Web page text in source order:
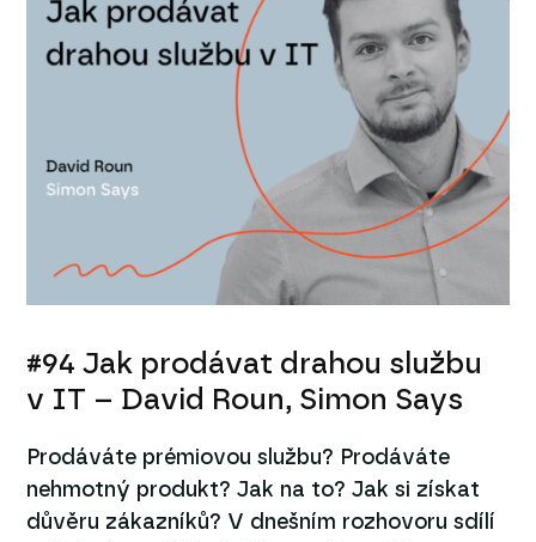
#94 Jak prodávat drahou službu
v IT – David Roun, Simon Says
Prodáváte prémiovou službu? Prodáváte
nehmotný produkt? Jak na to? Jak si získat
důvěru zákazníků? V dnešním rozhovoru sdílí